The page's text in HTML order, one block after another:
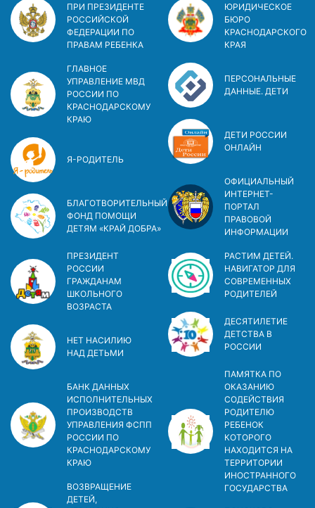
ПРИ ПРЕЗИДЕНТЕ
РОССИЙСКОЙ
ФЕДЕРАЦИИ ПО
ПРАВАМ РЕБЕНКА
ГЛАВНОЕ
УПРАВЛЕНИЕ МВД
РОССИИ ПО
КРАСНОДАРСКОМУ
КРАЮ
Я-РОДИТЕЛЬ
БЛАГОТВОРИТЕЛЬНЫЙ
ФОНД ПОМОЩИ
ДЕТЯМ «КРАЙ ДОБРА»
ПРЕЗИДЕНТ
РОССИИ
ГРАЖДАНАМ
ШКОЛЬНОГО
ВОЗРАСТА
НЕТ НАСИЛИЮ
НАД ДЕТЬМИ
БАНК ДАННЫХ
ИСПОЛНИТЕЛЬНЫХ
ПРОИЗВОДСТВ
УПРАВЛЕНИЯ ФСПП
РОССИИ ПО
КРАСНОДАРСКОМУ
КРАЮ
ВОЗВРАЩЕНИЕ
ДЕТЕЙ,
ЮРИДИЧЕСКОЕ
БЮРО
КРАСНОДАРСКОГО
КРАЯ
ПЕРСОНАЛЬНЫЕ
ДАННЫЕ. ДЕТИ
ДЕТИ РОССИИ
ОНЛАЙН
ОФИЦИАЛЬНЫЙ
ИНТЕРНЕТ-
ПОРТАЛ
ПРАВОВОЙ
ИНФОРМАЦИИ
РАСТИМ ДЕТЕЙ.
НАВИГАТОР ДЛЯ
СОВРЕМЕННЫХ
РОДИТЕЛЕЙ
ДЕСЯТИЛЕТИЕ
ДЕТСТВА В
РОСCИИ
ПАМЯТКА ПО
ОКАЗАНИЮ
СОДЕЙСТВИЯ
РОДИТЕЛЮ
РЕБЕНОК
КОТОРОГО
НАХОДИТСЯ НА
ТЕРРИТОРИИ
ИНОСТРАННОГО
ГОСУДАРСТВА